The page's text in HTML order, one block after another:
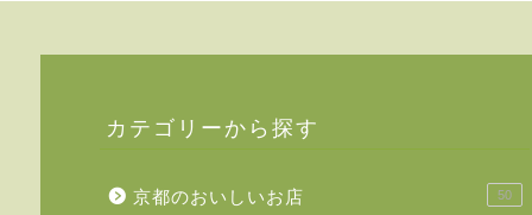
カテゴリーから探す
京都のおいしいお店 50